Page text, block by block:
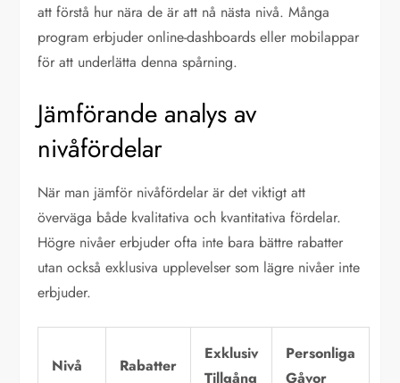
att förstå hur nära de är att nå nästa nivå. Många
program erbjuder online-dashboards eller mobilappar
för att underlätta denna spårning.
Jämförande analys av
nivåfördelar
När man jämför nivåfördelar är det viktigt att
överväga både kvalitativa och kvantitativa fördelar.
Högre nivåer erbjuder ofta inte bara bättre rabatter
utan också exklusiva upplevelser som lägre nivåer inte
erbjuder.
Nivå Rabatter
Exklusiv
Tillgång
Personliga
Gåvor